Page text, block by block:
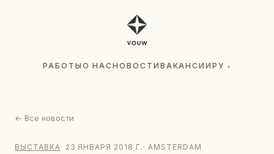
РАБОТЫ О НАСНОВОСТИ ВАКАНСИИРУ ▾
← Все новости
ВЫСТАВКА· 23 ЯНВАРЯ 2018 Г. · AMSTERDAM